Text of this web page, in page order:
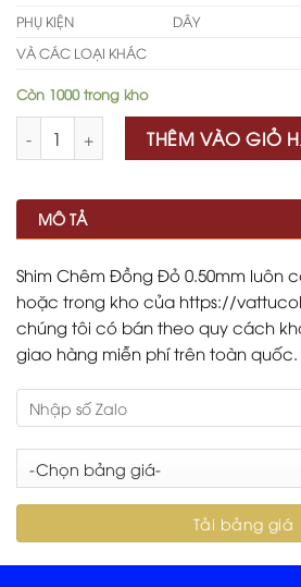
PHỤ KIỆN
DÂY
VÀ CÁC LOẠI KHÁC
Còn 1000 trong kho
THÊM VÀO GIỎ
MÔ TẢ
Shim Chêm Đồng Đỏ 0.50mm luôn
hoặc trong kho của https://
chúng tôi có bán theo quy cách
giao hàng miễn phí trên toàn quốc.